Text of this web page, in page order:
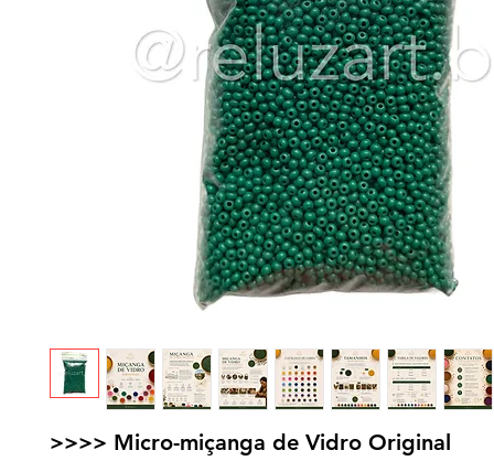
>>>> Micro-miçanga de Vidro Original